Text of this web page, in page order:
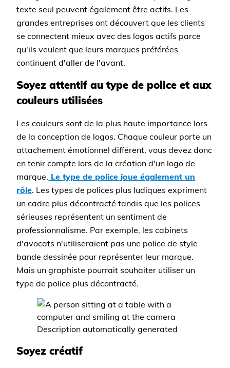
texte seul peuvent également être actifs. Les
grandes entreprises ont découvert que les clients
se connectent mieux avec des logos actifs parce
qu'ils veulent que leurs marques préférées
continuent d'aller de l'avant.
Soyez attentif au type de police et aux
couleurs utilisées
Les couleurs sont de la plus haute importance lors
de la conception de logos. Chaque couleur porte un
attachement émotionnel différent, vous devez donc
en tenir compte lors de la création d'un logo de
marque. Le type de police joue également un
rôle. Les types de polices plus ludiques expriment
un cadre plus décontracté tandis que les polices
sérieuses représentent un sentiment de
professionnalisme. Par exemple, les cabinets
d'avocats n'utiliseraient pas une police de style
bande dessinée pour représenter leur marque.
Mais un graphiste pourrait souhaiter utiliser un
type de police plus décontracté.
Soyez créatif